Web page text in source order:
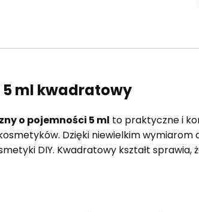
5 ml kwadratowy
o pojemności 5 ml to praktyczne i
Dzięki niewielkim
DIY. Kwadratowy kształt sprawia,